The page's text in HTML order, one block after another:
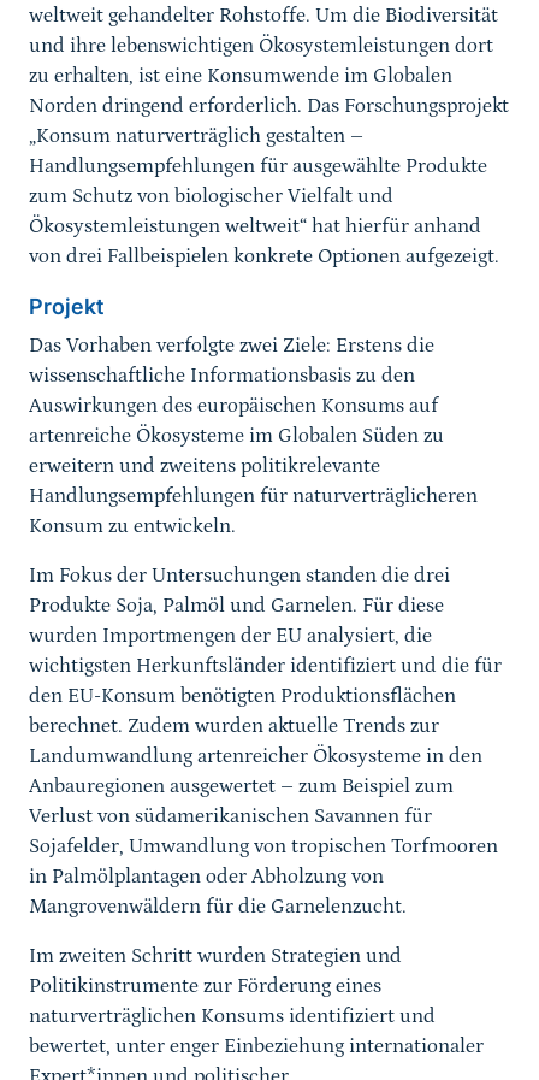
weltweit gehandelter Rohstoffe. Um die Biodiversität
und ihre lebenswichtigen Ökosystemleistungen dort
zu erhalten, ist eine Konsumwende im Globalen
Norden dringend erforderlich. Das Forschungsprojekt
„Konsum naturverträglich gestalten –
Handlungsempfehlungen für ausgewählte Produkte
zum Schutz von biologischer Vielfalt und
Ökosystemleistungen weltweit“ hat hierfür anhand
von drei Fallbeispielen konkrete Optionen aufgezeigt.
Projekt
Das Vorhaben verfolgte zwei Ziele: Erstens die
wissenschaftliche Informationsbasis zu den
Auswirkungen des europäischen Konsums auf
artenreiche Ökosysteme im Globalen Süden zu
erweitern und zweitens politikrelevante
Handlungsempfehlungen für naturverträglicheren
Konsum zu entwickeln.
Im Fokus der Untersuchungen standen die drei
Produkte Soja, Palmöl und Garnelen. Für diese
wurden Importmengen der EU analysiert, die
wichtigsten Herkunftsländer identifiziert und die für
den EU-Konsum benötigten Produktionsflächen
berechnet. Zudem wurden aktuelle Trends zur
Landumwandlung artenreicher Ökosysteme in den
Anbauregionen ausgewertet – zum Beispiel zum
Verlust von südamerikanischen Savannen für
Sojafelder, Umwandlung von tropischen Torfmooren
in Palmölplantagen oder Abholzung von
Mangrovenwäldern für die Garnelenzucht.
Im zweiten Schritt wurden Strategien und
Politikinstrumente zur Förderung eines
naturverträglichen Konsums identifiziert und
bewertet, unter enger Einbeziehung internationaler